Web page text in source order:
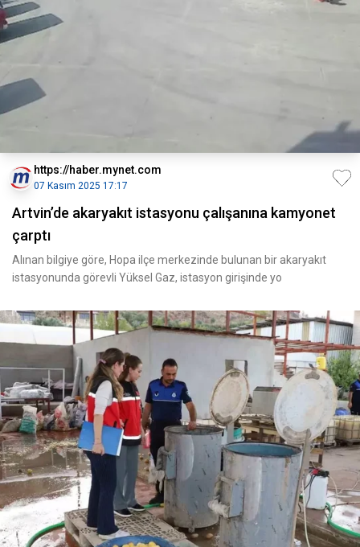
https://haber.mynet.com
07 Kasım 2025 17:17
Artvin’de akaryakıt istasyonu çalışanına kamyonet
çarptı
Alınan bilgiye göre, Hopa ilçe merkezinde bulunan bir akaryakıt
istasyonunda görevli Yüksel Gaz, istasyon girişinde yo